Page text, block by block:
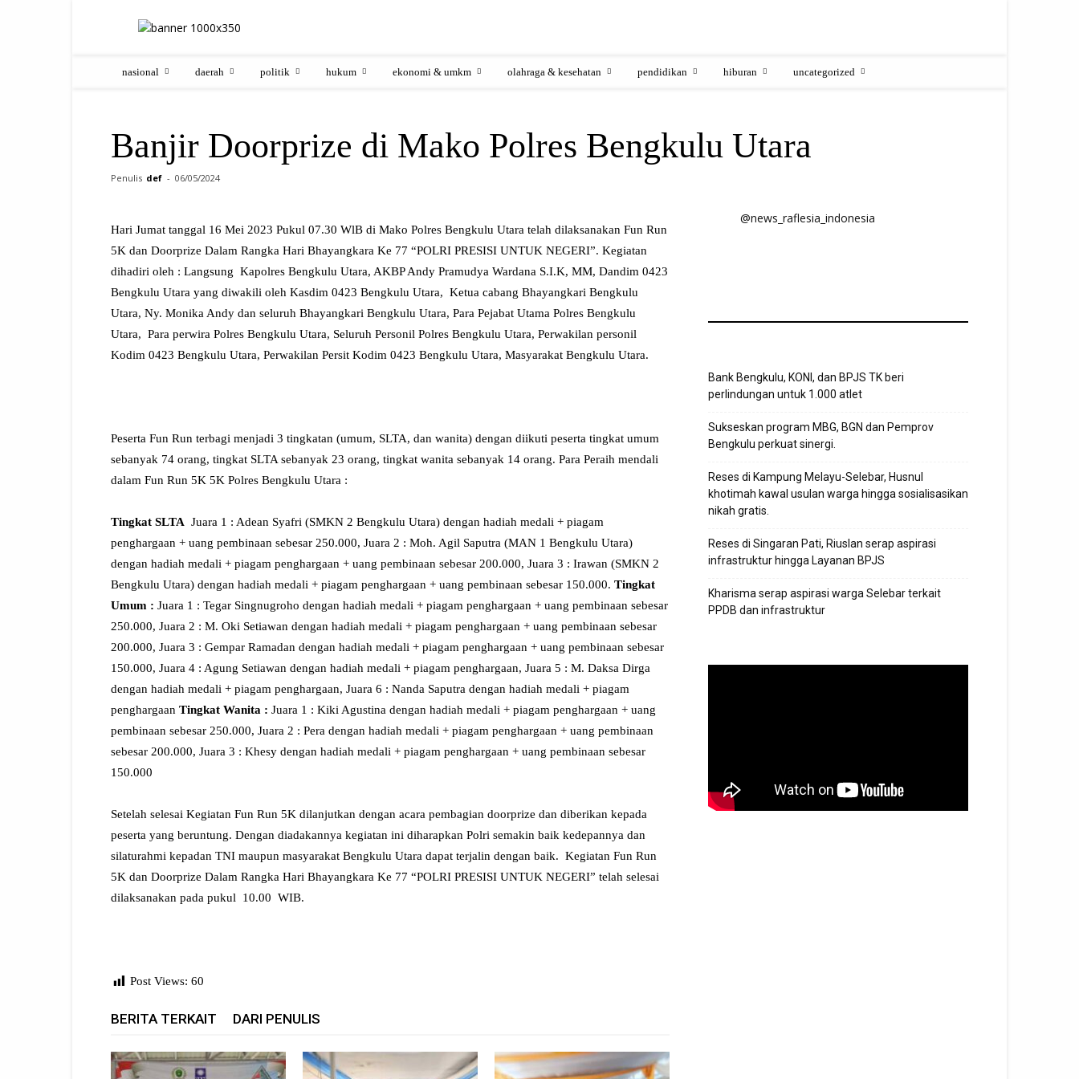
nasional daerah politik hukum ekonomi & umkm olahraga & kesehatan pendidikan hiburan uncategorized
Banjir Doorprize di Mako Polres Bengkulu Utara
Penulis def - 06/05/2024
Hari Jumat tanggal 16 Mei 2023 Pukul 07.30 WlB di Mako Polres Bengkulu Utara telah dilaksanakan Fun Run
5K dan Doorprize Dalam Rangka Hari Bhayangkara Ke 77 “POLRI PRESISI UNTUK NEGERI”. Kegiatan
dihadiri oleh : Langsung Kapolres Bengkulu Utara, AKBP Andy Pramudya Wardana S.I.K, MM, Dandim 0423
Bengkulu Utara yang diwakili oleh Kasdim 0423 Bengkulu Utara, Ketua cabang Bhayangkari Bengkulu
Utara, Ny. Monika Andy dan seluruh Bhayangkari Bengkulu Utara, Para Pejabat Utama Polres Bengkulu
Utara, Para perwira Polres Bengkulu Utara, Seluruh Personil Polres Bengkulu Utara, Perwakilan personil
Kodim 0423 Bengkulu Utara, Perwakilan Persit Kodim 0423 Bengkulu Utara, Masyarakat Bengkulu Utara.
Peserta Fun Run terbagi menjadi 3 tingkatan (umum, SLTA, dan wanita) dengan diikuti peserta tingkat umum
sebanyak 74 orang, tingkat SLTA sebanyak 23 orang, tingkat wanita sebanyak 14 orang. Para Peraih mendali
dalam Fun Run 5K 5K Polres Bengkulu Utara :
Tingkat SLTA Juara 1 : Adean Syafri (SMKN 2 Bengkulu Utara) dengan hadiah medali + piagam
penghargaan + uang pembinaan sebesar 250.000, Juara 2 : Moh. Agil Saputra (MAN 1 Bengkulu Utara)
dengan hadiah medali + piagam penghargaan + uang pembinaan sebesar 200.000, Juara 3 : Irawan (SMKN 2
Bengkulu Utara) dengan hadiah medali + piagam penghargaan + uang pembinaan sebesar 150.000. Tingkat
Umum : Juara 1 : Tegar Singnugroho dengan hadiah medali + piagam penghargaan + uang pembinaan sebesar
250.000, Juara 2 : M. Oki Setiawan dengan hadiah medali + piagam penghargaan + uang pembinaan sebesar
200.000, Juara 3 : Gempar Ramadan dengan hadiah medali + piagam penghargaan + uang pembinaan sebesar
150.000, Juara 4 : Agung Setiawan dengan hadiah medali + piagam penghargaan, Juara 5 : M. Daksa Dirga
dengan hadiah medali + piagam penghargaan, Juara 6 : Nanda Saputra dengan hadiah medali + piagam
penghargaan Tingkat Wanita : Juara 1 : Kiki Agustina dengan hadiah medali + piagam penghargaan + uang
pembinaan sebesar 250.000, Juara 2 : Pera dengan hadiah medali + piagam penghargaan + uang pembinaan
sebesar 200.000, Juara 3 : Khesy dengan hadiah medali + piagam penghargaan + uang pembinaan sebesar
150.000
Setelah selesai Kegiatan Fun Run 5K dilanjutkan dengan acara pembagian doorprize dan diberikan kepada
peserta yang beruntung. Dengan diadakannya kegiatan ini diharapkan Polri semakin baik kedepannya dan
silaturahmi kepadan TNI maupun masyarakat Bengkulu Utara dapat terjalin dengan baik. Kegiatan Fun Run
5K dan Doorprize Dalam Rangka Hari Bhayangkara Ke 77 “POLRI PRESISI UNTUK NEGERI” telah selesai
dilaksanakan pada pukul 10.00 WIB.
Post Views: 60
BERITA TERKAIT DARI PENULIS
@news_raflesia_indonesia
Bank Bengkulu, KONI, dan BPJS TK beri
perlindungan untuk 1.000 atlet
Sukseskan program MBG, BGN dan Pemprov
Bengkulu perkuat sinergi.
Reses di Kampung Melayu-Selebar, Husnul
khotimah kawal usulan warga hingga sosialisasikan
nikah gratis.
Reses di Singaran Pati, Riuslan serap aspirasi
infrastruktur hingga Layanan BPJS
Kharisma serap aspirasi warga Selebar terkait
PPDB dan infrastruktur